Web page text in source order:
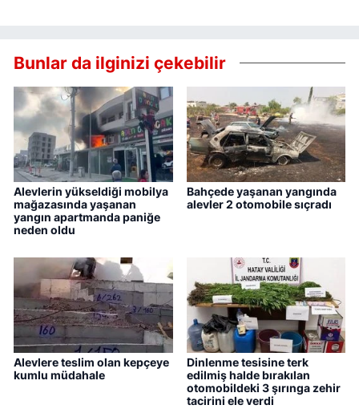
Bunlar da ilginizi çekebilir
Alevlerin yükseldiği mobilya
mağazasında yaşanan
yangın apartmanda paniğe
neden oldu
Bahçede yaşanan yangında
alevler 2 otomobile sıçradı
Alevlere teslim olan kepçeye
kumlu müdahale
Dinlenme tesisine terk
edilmiş halde bırakılan
otomobildeki 3 şırınga zehir
tacirini ele verdi